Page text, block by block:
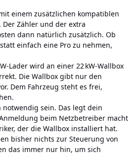
einem zusätzlichen kompatiblen
Zähler und der extra
dann natürlich zusätzlich. Ob
einfach eine Pro zu nehmen,
Lader wird an einer 22 kW-Wallbox
Die Wallbox gibt nur den
Dem Fahrzeug steht es frei,
notwendig sein. Das legt dein
beim Netzbetreiber macht
der die Wallbox installiert hat.
bisher nichts zur Steuerung von
das immer nur hin, um sich